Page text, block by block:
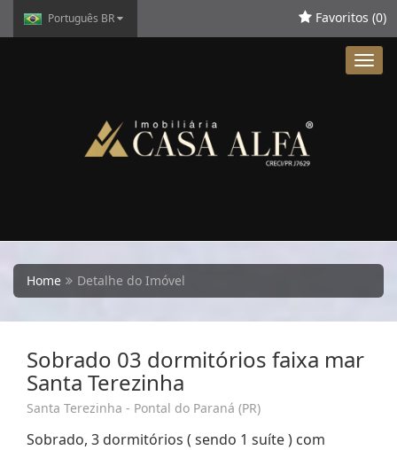
Português BR Favoritos (0)
Home Detalhe do Imóvel
Sobrado 03 dormitórios faixa mar
Santa Terezinha
Santa Terezinha - Pontal do Paraná (PR)
Sobrado, 3 dormitórios ( sendo 1 suíte ) com